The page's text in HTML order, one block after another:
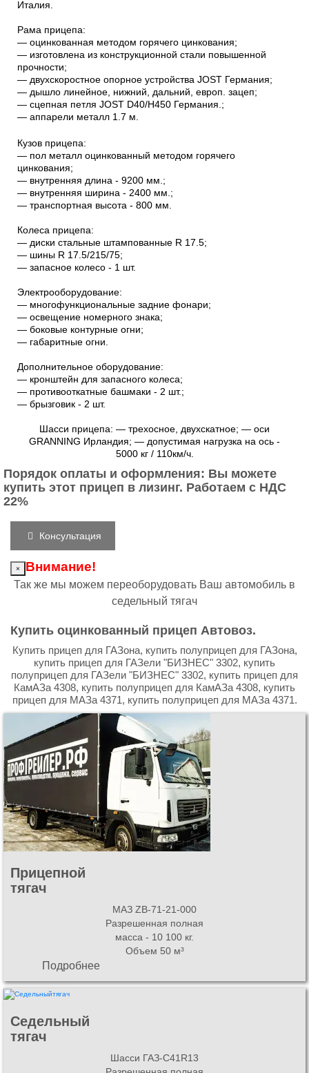
Италия.
Рама прицепа:
― оцинкованная методом горячего цинкования;
― изготовлена из конструкционной стали повышенной
прочности;
― двухскоростное опорное устройства JOST Германия;
― дышло линейное, нижний, дальний, европ. зацеп;
― сцепная петля JOST D40/H450 Германия.;
― аппарели металл 1.7 м.
Кузов прицепа:
― пол металл оцинкованный методом горячего
цинкования;
― внутренняя длина - 9200 мм.;
― внутренняя ширина - 2400 мм.;
― транспортная высота - 800 мм.
Колеса прицепа:
― диски стальные штампованные R 17.5;
― шины R 17.5/215/75;
― запасное колесо - 1 шт.
Электрооборудование:
― многофункциональные задние фонари;
― освещение номерного знака;
― боковые контурные огни;
― габаритные огни.
Дополнительное оборудование:
― кронштейн для запасного колеса;
― противооткатные башмаки - 2 шт.;
― брызговик - 2 шт.
Шасси прицепа: ― трехосное, двухскатное; ― оси
GRANNING Ирландия; ― допустимая нагрузка на ось -
5000 кг / 110км/ч.
Порядок оплаты и оформления: Вы можете
купить этот прицеп в лизинг. Работаем с НДС
22%
Консультация
× Внимание!
Так же мы можем переоборудовать Ваш автомобиль в
седельный тягач
Купить оцинкованный прицеп Автовоз.
Купить прицеп для ГАЗона, купить полуприцеп для ГАЗона,
купить прицеп для ГАЗели "БИЗНЕС" 3302, купить
полуприцеп для ГАЗели "БИЗНЕС" 3302, купить прицеп для
КамАЗа 4308, купить полуприцеп для КамАЗа 4308, купить
прицеп для МАЗа 4371, купить полуприцеп для МАЗа 4371.
Прицепной
тягач
МАЗ ZB-71-21-000
Разрешенная полная
масса - 10 100 кг.
Объем 50 м³
Подробнее
Седельный
тягач
Шасси ГАЗ-C41R13